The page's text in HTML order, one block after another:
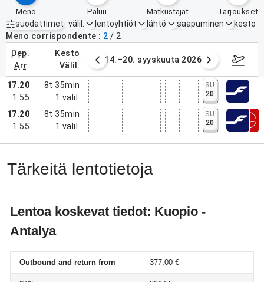
meno paluu matkustajat tarjoukset
suodattimet
Aktiiviset suodattimet ei mitään
välil. lentoyhtiöt lähtö saapuminen
kesto
Meno corrispondente
2 / 2
dep.
arr.
kesto
välil.
syyskuuta 2026 14.–20. syyskuuta 2026
17.20
1.55
8t 35min
1 välil.
SU
20
17.20
1.55
8t 35min
1 välil.
SU
20
Tärkeitä lentotietoja
Lentoa koskevat tiedot: Kuopio -
Antalya
Outbound and return from 377,00 €